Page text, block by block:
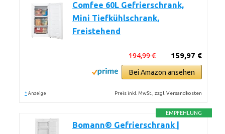
Comfee 60L Gefrierschrank,
Mini Tiefkühlschrank,
Freistehend
159,97 €
194,99 €
Bei Amazon ansehen
* Anzeige Preis inkl. MwSt., zzgl. Versandkosten
EMPFEHLUNG
Bomann® Gefrierschrank |